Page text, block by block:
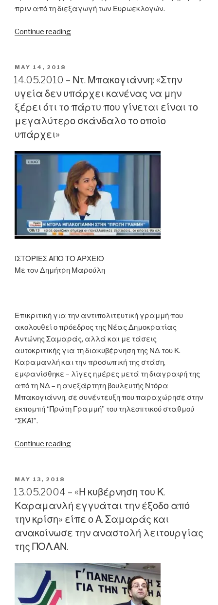
πριν από τη διεξαγωγή των Ευρωεκλογών.
Continue reading“03/06/2009
«Μιλήστε
για
συγκροτημένο
σχέδιο
οποίο
αντιμετωπίζουμε
την
πρωτοφανή
κρίση.
Σχέδιο
που
μας
είμαστε
θέση
από
πολλούς
στην
ευρωζώνη»”
POSTED
ON
MAY 14, 2018
14.05.2010 – Ντ. Μπακογιάννη: «Στην
υγεία δεν υπάρχει κανένας να μην
ξέρει ότι το πάρτυ που γίνεται είναι το
μεγαλύτερο σκάνδαλο το οποίο
υπάρχει»
ΙΣΤΟΡΙΕΣ ΑΠΟ ΤΟ ΑΡΧΕΙΟ
Με τον Δημήτρη Μαρούλη
Επικριτική για την αντιπολιτευτική γραμμή που
ακολουθεί ο πρόεδρος της Νέας Δημοκρατίας
Αντώνης Σαμαράς, αλλά και με τάσεις
αυτοκριτικής για τη διακυβέρνηση της ΝΔ του Κ.
Καραμανλή και την προσωπική της στάση,
εμφανίσθηκε – λίγες ημέρες μετά τη διαγραφή της
από τη ΝΔ – η ανεξάρτητη βουλευτής Ντόρα
Μπακογιάννη, σε συνέντευξη που παραχώρησε στην
εκπομπή “Πρώτη Γραμμή” του τηλεοπτικού σταθμού
“ΣΚΑΪ”.
Continue reading“14.05.2010
«Στην
υγεία
δεν
υπάρχει
κανένας
ξέρει
ότι
POSTED
ON
MAY 13, 2018
13.05.2004 – «Η κυβέρνηση του Κ.
Καραμανλή εγγυάται την έξοδο από
την κρίση» είπε ο Α. Σαμαράς και
ανακοίνωσε την αναστολή λειτουργίας
της ΠΟΛ.ΑΝ.